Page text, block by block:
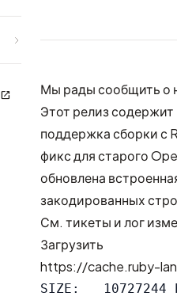
Мы рады сообщить о
Этот релиз
поддержка сборки с
фикс для старого
обновлена
закодированных
См. тикеты илог
Загрузить
https://cache.ruby-
SIZE:   10727244